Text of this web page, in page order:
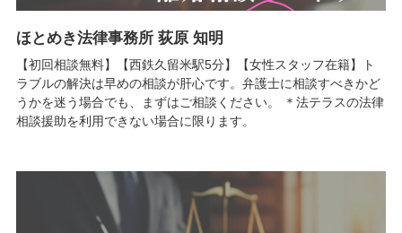
ほとめき法律事務所 荻原 知明
【初回相談無料】【西鉄久留米駅5分】【女性スタッフ在籍】ト
ラブルの解決は早めの相談が肝心です。弁護士に相談すべきかど
うかを迷う場合でも、まずはご相談ください。 ＊法テラスの法律
相談援助を利用できない場合に限ります。